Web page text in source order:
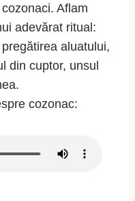
Aflam
adevărat ritual:
aluatului,
din cuptor, unsul
cozonac: